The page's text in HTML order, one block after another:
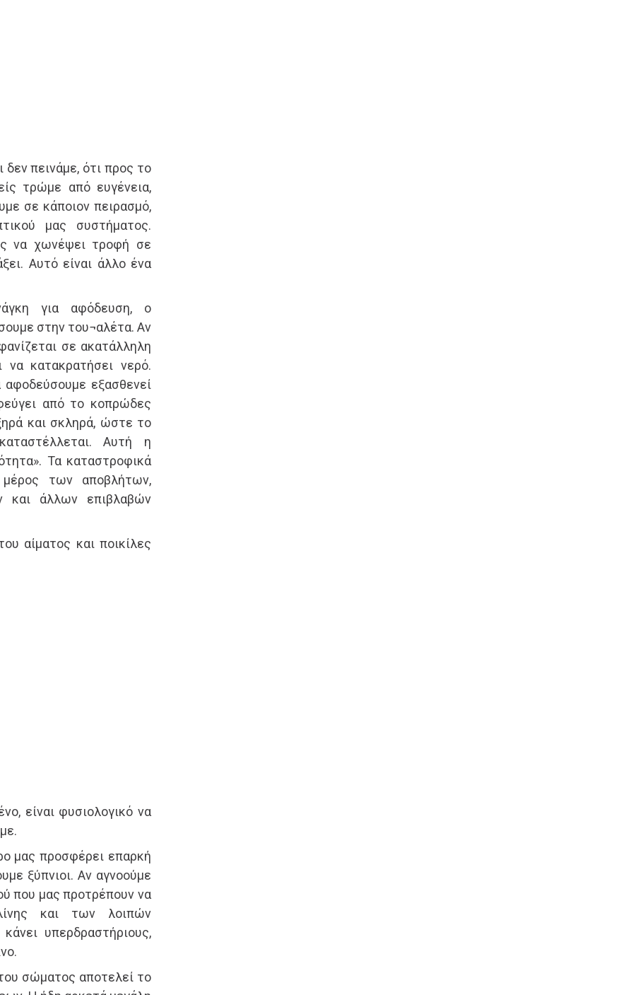
δεν πεινάμε, ότι προς το
τρώμε από ευγένεια,
σε κάποιον πειρασμό,
μας συστήματος.
να χωνέψει τροφή σε
Αυτό είναι άλλο ένα
για αφόδευση, ο
στην του¬αλέτα. Αν
σε ακατάλληλη
να κατακρατήσει νερό.
εξασθενεί
από το κοπρώδες
και σκληρά, ώστε το
Αυτή η
Τα καταστροφικά
μέρος των αποβλήτων,
και άλλων επιβλαβών
αίματος και ποικίλες
είναι φυσιολογικό να
μας προσφέρει επαρκή
ξύπνιοι. Αν αγνοούμε
που μας προτρέπουν να
και των λοιπών
υπερδραστήριους,
σώματος αποτελεί το